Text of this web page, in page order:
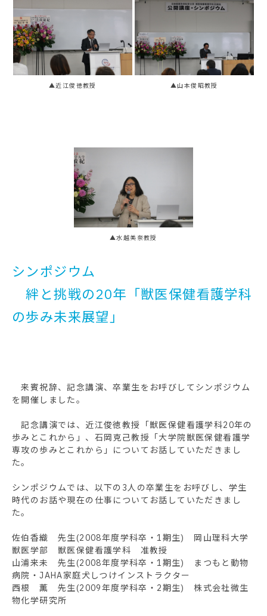
▲近江俊徳教授 ▲山本俊昭教授
▲水越美奈教授
シンポジウム
絆と挑戦の20年「獣医保健看護学科
の歩み未来展望」
来賓祝辞、記念講演、卒業生をお呼びしてシンポジウム
を開催しました。
記念講演では、近江俊徳教授「獣医保健看護学科20年の
歩みとこれから」、石岡克己教授「大学院獣医保健看護学
専攻の歩みとこれから」についてお話していただきまし
た。
シンポジウムでは、以下の3人の卒業生をお呼びし、学生
時代のお話や現在の仕事についてお話していただきまし
た。
佐伯香織 先生(2008年度学科卒・1期生) 岡山理科大学
獣医学部 獣医保健看護学科 准教授
山浦来未 先生(2008年度学科卒・1期生) まつもと動物
病院・JAHA家庭犬しつけインストラクター
西根 薫 先生(2009年度学科卒・2期生) 株式会社微生
物化学研究所